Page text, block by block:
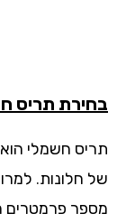
תריס
חשמלי הוא
חלונות. למרות
פרמטרים